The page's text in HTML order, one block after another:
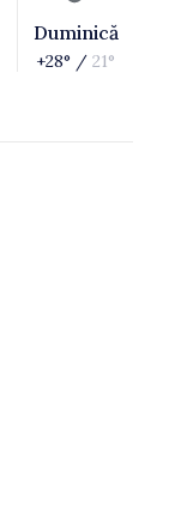
Duminică
+28° / 21°